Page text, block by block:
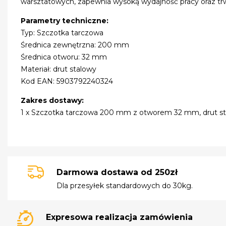
Parametry techniczne:
Typ: Szczotka tarczowa
Średnica zewnętrzna: 200 mm
Średnica otworu: 32 mm
Materiał: drut stalowy
Kod EAN: 5903792240324
Zakres dostawy:
1 x Szczotka tarczowa 200 mm z otworem 32 mm, drut
Darmowa dostawa od 250zł
Dla przesyłek standardowych do 30kg.
Expresowa realizacja zamówienia